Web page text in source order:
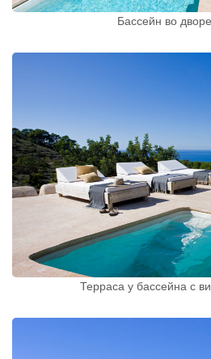
Бассейн во
Терраса у бассейна с